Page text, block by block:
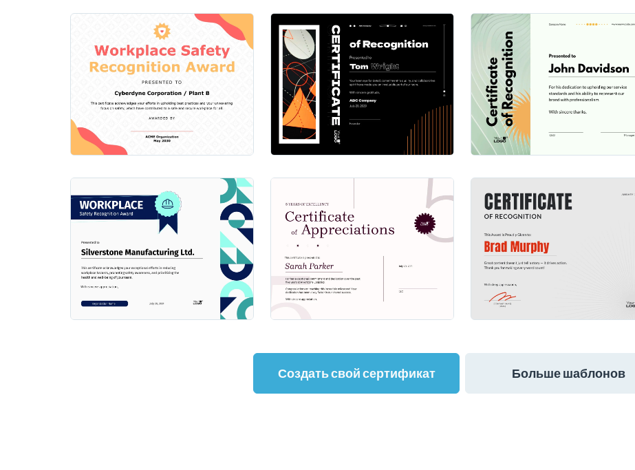
Создать свой сертификат Больше шаблонов